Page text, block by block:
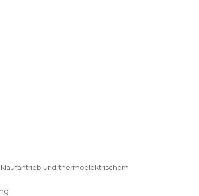
und thermoelektrischem